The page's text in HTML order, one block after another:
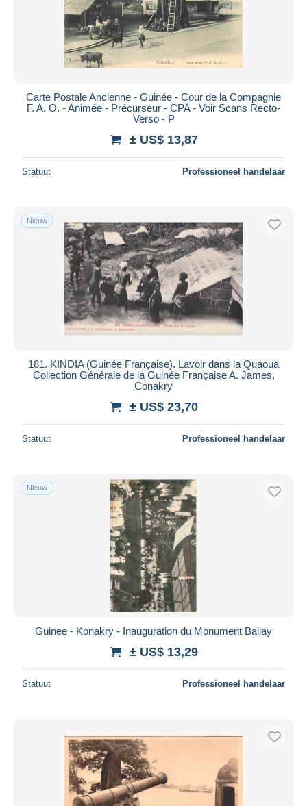
Carte Postale Ancienne - Guinée - Cour de la Compagnie
F. A. O. - Animée - Précurseur - CPA - Voir Scans Recto-
Verso - P
± US$ 13,87
Statuut Professioneel handelaar
Nieuw
181. KINDIA (Guinée Française). Lavoir dans la Quaoua
Collection Générale de la Guinée Française A. James,
Conakry
± US$ 23,70
Statuut Professioneel handelaar
Nieuw
Guinee - Konakry - Inauguration du Monument Ballay
± US$ 13,29
Statuut Professioneel handelaar